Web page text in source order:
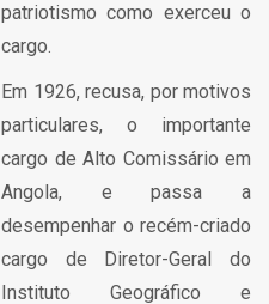
patriotismo como exerceu o
cargo.
Em 1926, recusa, por motivos
particulares, o importante
cargo de Alto Comissário em
Angola, e passa a
desempenhar o recém-criado
cargo de Diretor-Geral do
Instituto Geográfico e